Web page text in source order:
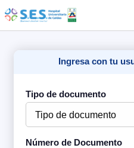
Ingresa con tu
Tipo de documento
Número de Documento